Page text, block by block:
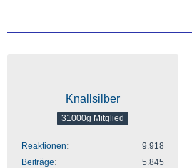
Knallsilber
31000g Mitglied
Reaktionen
9.918
Beiträge
5.845